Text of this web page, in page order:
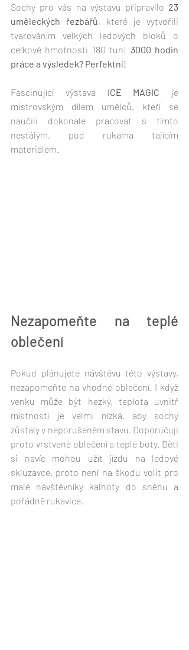
Sochy pro vás na výstavu připravilo 23
uměleckých řezbářů, které je vytvořili
tvarováním velkých ledových bloků o
celkové hmotnosti 180 tun! 3000 hodin
práce a výsledek? Perfektní!
Fascinující výstava ICE MAGIC je
mistrovským dílem umělců, kteří se
naučili dokonale pracovat s tímto
nestálým, pod rukama tajícím
materiálem.
Nezapomeňte na teplé
oblečení
Pokud plánujete návštěvu této výstavy,
nezapomeňte na vhodné oblečení. I když
venku může být hezký, teplota uvnitř
místnosti je velmi nízká, aby sochy
zůstaly v neporušeném stavu. Doporučuji
proto vrstvené oblečení a teplé boty. Děti
si navíc mohou užít jízdu na ledové
skluzavce, proto není na škodu volit pro
malé návštěvníky kalhoty do sněhu a
pořádně rukavice.